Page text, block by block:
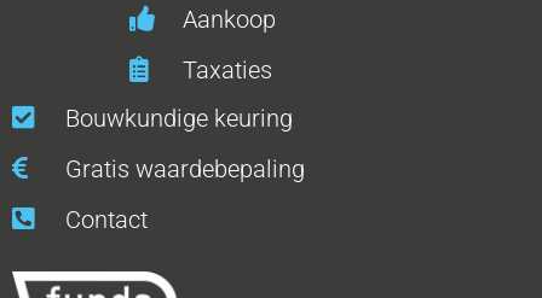
Aankoop
Taxaties
Bouwkundige keuring
Gratis waardebepaling
Contact